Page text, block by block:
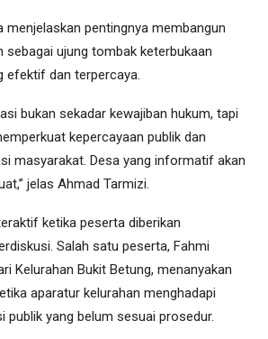
menjelaskan pentingnya membangun
sebagai ujung tombak keterbukaan
efektif dan terpercaya.
bukan sekadar kewajiban hukum, tapi
kepercayaan publik dan
masyarakat. Desa yang informatif akan
jelas Ahmad Tarmizi.
ketika peserta diberikan
Salah satu peserta, Fahmi
Kelurahan Bukit Betung, menanyakan
aparatur kelurahan menghadapi
yang belum sesuai prosedur.